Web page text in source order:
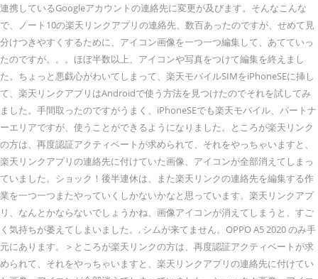
連携しているGoogleアカウントの連絡先に変更が及びます。そんなこんな
で、ノート10の楽天リンクアプリの連絡先、数百あったのですが、せめて見
分けつきやすくするために、アイコン画像を一つ一つ編集して、あてていっ
たのですが。。。ほぼ半数以上、アイコンや写真をつけて編集を終えまし
た。ちょっと悪戯心がわいてしまって、楽天モバイルSIMをiPhoneSEに挿し
て、楽天リンクアプリはAndroidで使う方法を見つけたのでそれを試してみ
ました。手間取ったのですがうまく、iPhoneSEでも楽天モバイル、パートナ
ーエリアですが、使うことができるようになりました。ところが楽天リンク
の方は、再度認証アクティベートが求められて、それをやっちゃいますと、
楽天リンクアプリの連絡先に付けていた画像、アイコンが全部消えてしまっ
ていました。ショック！後半連休は、また楽天リンクの連絡先を編集する作
業を一つ一つまたやっていくしかないかなと思っています。楽天リンクアプ
リ、なんとかならないでしょうかね、画像アイコンが消えてしまうと、すご
く気持ちが萎えてしまいました。, シムが来てません。OPPO A5 2020 のみ手
元にあります。＞ところが楽天リンクの方は、再度認証アクティベートが求
められて、それをやっちゃいますと、楽天リンクアプリの連絡先に付けてい